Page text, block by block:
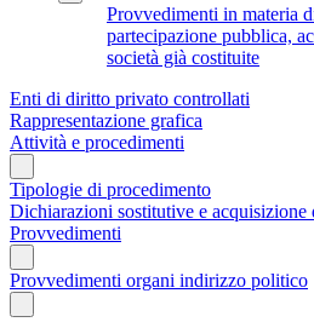
Provvedimenti in materia
partecipazione pubblica,
società già costituite
Enti di diritto privato controllati
Rappresentazione grafica
Attività e procedimenti
Tipologie di procedimento
Dichiarazioni sostitutive e
Provvedimenti
Provvedimenti organi indirizzo politico